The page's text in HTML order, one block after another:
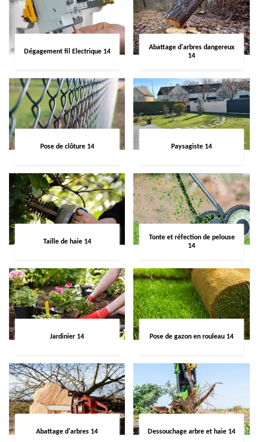
Dégagement fil Electrique 14
Abattage d'arbres dangereux
14
Pose de clôture 14 Paysagiste 14
Taille de haie 14
Tonte et réfection de pelouse
14
Jardinier 14 Pose de gazon en rouleau 14
Abattage d'arbres 14 Dessouchage arbre et haie 14